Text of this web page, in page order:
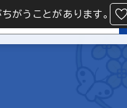
がうことがあります。